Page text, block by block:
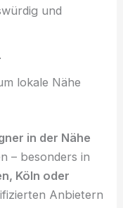
und
lokale Nähe
in der Nähe
– besonders in
Köln oder
Anbietern